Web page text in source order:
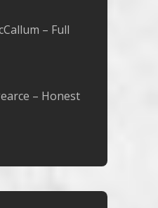
– Full
– Honest